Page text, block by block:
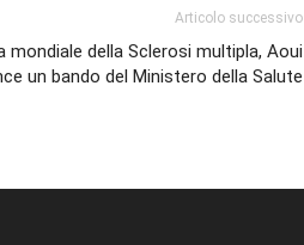
Articolo successivo
mondiale della Sclerosi multipla, Aoui
un bando del Ministero della Salute